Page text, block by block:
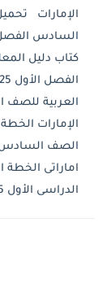
الإمارات
كتاب دليل
الإمارات
اماراتى
الدراسى الأول 2025-2026 المنهاج الإماراتي